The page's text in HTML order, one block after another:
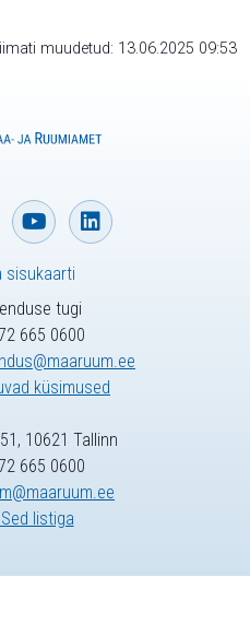
muudetud: 13.06.2025 09:53
tugi
665 0600
küsimused
10621 Tallinn
665 0600
listiga